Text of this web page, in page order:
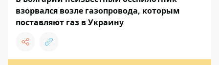
взорвался возле газопровода, которым
поставляют газ в Украину